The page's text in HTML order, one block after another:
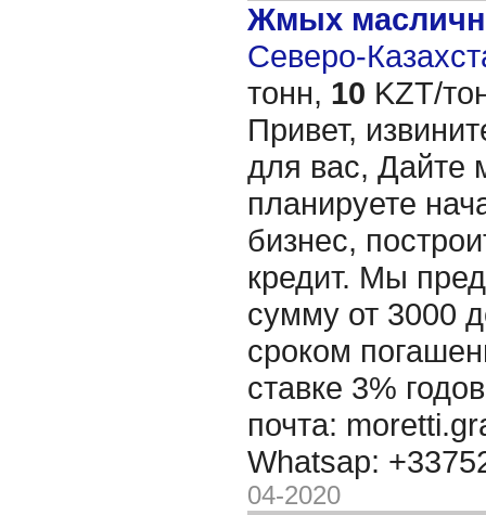
Жмых
Северо-
тонн, 10 KZT/
Привет,
для вас, Дайте
планируете
бизнес,
кредит. Мы
сумму от 3000
сроком
ставке 3%
почта:
Whatsap:
04-2020